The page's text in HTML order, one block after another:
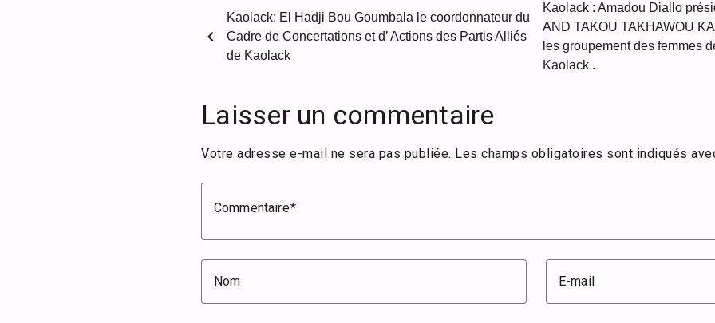
chevron_left
Kaolack: El Hadji Bou Goumbala le coordonnateur du
Cadre de Concertations et d’ Actions des Partis Alliés
de Kaolack
Kaolack : Amadou Diallo
AND TAKOU TAKHAWOU
les groupement des femmes
Kaolack .
Laisser un commentaire
Votre adresse e-mail ne sera pas publiée. Les champs obligatoires sont indiqués
Commentaire
Nom E-mail